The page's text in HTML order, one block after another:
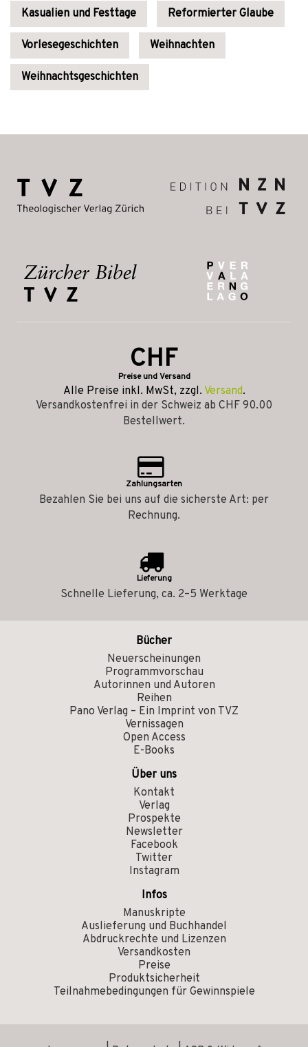
Kasualien und Festtage Reformierter Glaube
Vorlesegeschichten Weihnachten
Weihnachtsgeschichten
CHF
Preise und Versand
Alle Preise inkl. MwSt, zzgl. Versand.
Versandkostenfrei in der Schweiz ab CHF 90.00
Bestellwert.
Zahlungsarten
Bezahlen Sie bei uns auf die sicherste Art: per
Rechnung.
Lieferung
Schnelle Lieferung, ca. 2–5 Werktage
Bücher
Neuerscheinungen
Programmvorschau
Autorinnen und Autoren
Reihen
Pano Verlag – Ein Imprint von TVZ
Vernissagen
Open Access
E-Books
Über uns
Kontakt
Verlag
Prospekte
Newsletter
Facebook
Twitter
Instagram
Infos
Manuskripte
Auslieferung und Buchhandel
Abdruckrechte und Lizenzen
Versandkosten
Preise
Produktsicherheit
Teilnahmebedingungen für Gewinnspiele